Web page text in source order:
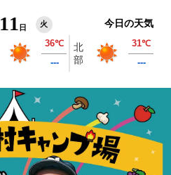
11 日 火 今日の天気